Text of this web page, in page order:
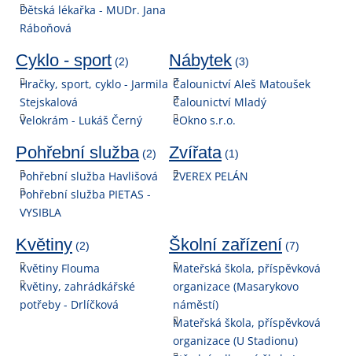
Dětská lékařka - MUDr. Jana
Ráboňová
Cyklo - sport (2)
Hračky, sport, cyklo - Jarmila
Stejskalová
Velokrám - Lukáš Černý
Nábytek (3)
Čalounictví Aleš Matoušek
Čalounictví Mladý
eOkno s.r.o.
Pohřební služba (2)
Pohřební služba Havlišová
Pohřební služba PIETAS -
VYSIBLA
Zvířata (1)
ZVEREX PELÁN
Květiny (2)
Květiny Flouma
Květiny, zahrádkářské
potřeby - Drlíčková
Školní zařízení (7)
Mateřská škola, příspěvková
organizace (Masarykovo
náměstí)
Mateřská škola, příspěvková
organizace (U Stadionu)